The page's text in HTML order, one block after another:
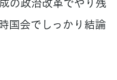
国会でしっかり結論